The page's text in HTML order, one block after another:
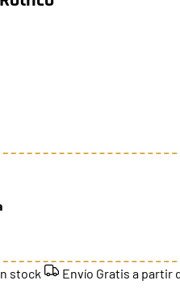
stock Envío Gratis a partir